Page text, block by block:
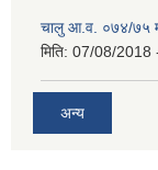
चालु आ.व. ०७४/७५
मिति: 07/08/2018
अन्य